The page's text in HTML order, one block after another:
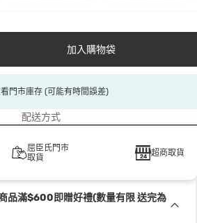
加入購物袋
門市庫存 (可能有時間誤差)
配送方式
屈臣氏門市
取貨
超商取貨
品滿$600即贈好禮(數量有限 送完為